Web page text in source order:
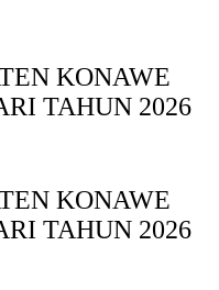
KONAWE
TAHUN 2026
KONAWE
TAHUN 2026